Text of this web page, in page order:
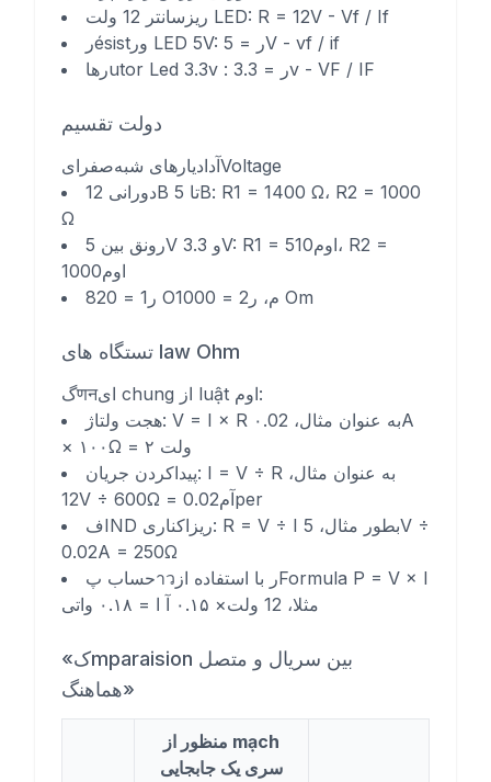
ریزسانتر 12 ولت LED: R = 12V - Vf / If
رésistور LED 5V: ر = 5V - vf / if
رهاutor Led 3.3v : ر = 3.3v - VF / IF
دولت تقسیم
آدادیارهای شبه‌صفرایVoltage
دورانی 12В تا 5В: R1 = 1400 Ω، R2 = 1000
Ω
رونق بین 5V و 3.3V: R1 = 510اوم، R2 =
1000اوم
ر1 = 820 Oم، ر2 = 1000 Om
تستگاه های law Ohm
گणनای chung از luật اوم:
هجت ولتاژ: V = I × R به عنوان مثال، ۰.02A
× ۱۰۰Ω = ۲ ولت
پیداکردن جریان: I = V ÷ R به عنوان مثال،
12V ÷ 600Ω = 0.02آمper
فIND ریزاکناری: R = V ÷ I بطور مثال، 5V ÷
0.02A = 250Ω
حساب پาวر با استفاده ازFormula P = V × I
مثلا، 12 ولت× ۰.۱۵ آ ا = ۰.۱۸ واتی
«کmparaision بین سریال و متصل
هماهنگ»
منظور از mạch
سری یک جابجایی